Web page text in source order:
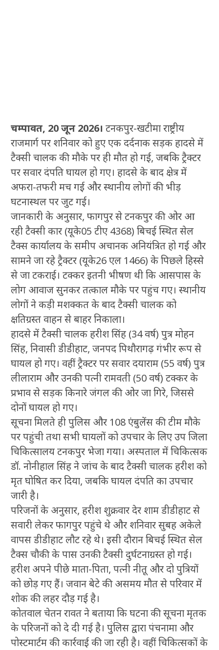
चम्पावत, 20 जून 2026।टनकपुर-खटीमा राष्ट्रीय
राजमार्ग पर शनिवार को हुए एक दर्दनाक सड़क हादसे में
टैक्सी चालक की मौके पर ही मौत हो गई, जबकि ट्रैक्टर
पर सवार दंपति घायल हो गए। हादसे के बाद क्षेत्र में
अफरा-तफरी मच गई और स्थानीय लोगों की भीड़
घटनास्थल पर जुट गई।
जानकारी के अनुसार, फागपुर से टनकपुर की ओर आ
रही टैक्सी कार (यूके05 टीए 4368) बिचई स्थित सेल
टैक्स कार्यालय के समीप अचानक अनियंत्रित हो गई और
सामने जा रहे ट्रैक्टर (यूके26 एल 1466) के पिछले हिस्से
से जा टकराई। टक्कर इतनी भीषण थी कि आसपास के
लोग आवाज सुनकर तत्काल मौके पर पहुंच गए। स्थानीय
लोगों ने कड़ी मशक्कत के बाद टैक्सी चालक को
क्षतिग्रस्त वाहन से बाहर निकाला।
हादसे में टैक्सी चालक हरीश सिंह (34 वर्ष) पुत्र मोहन
सिंह, निवासी डीडीहाट, जनपद पिथौरागढ़ गंभीर रूप से
घायल हो गए। वहीं ट्रैक्टर पर सवार दयाराम (55 वर्ष) पुत्र
लीलाराम और उनकी पत्नी रामवती (50 वर्ष) टक्कर के
प्रभाव से सड़क किनारे जंगल की ओर जा गिरे, जिससे
दोनों घायल हो गए।
सूचना मिलते ही पुलिस और 108 एंबुलेंस की टीम मौके
पर पहुंची तथा सभी घायलों को उपचार के लिए उप जिला
चिकित्सालय टनकपुर भेजा गया। अस्पताल में चिकित्सक
डॉ. नोनीहाल सिंह ने जांच के बाद टैक्सी चालक हरीश को
मृत घोषित कर दिया, जबकि घायल दंपति का उपचार
जारी है।
परिजनों के अनुसार, हरीश शुक्रवार देर शाम डीडीहाट से
सवारी लेकर फागपुर पहुंचे थे और शनिवार सुबह अकेले
वापस डीडीहाट लौट रहे थे। इसी दौरान बिचई स्थित सेल
टैक्स चौकी के पास उनकी टैक्सी दुर्घटनाग्रस्त हो गई।
हरीश अपने पीछे माता-पिता, पत्नी नीतू और दो पुत्रियों
को छोड़ गए हैं। जवान बेटे की असमय मौत से परिवार में
शोक की लहर दौड़ गई है।
कोतवाल चेतन रावत ने बताया कि घटना की सूचना मृतक
के परिजनों को दे दी गई है। पुलिस द्वारा पंचनामा और
पोस्टमार्टम की कार्रवाई की जा रही है। वहीं चिकित्सकों के